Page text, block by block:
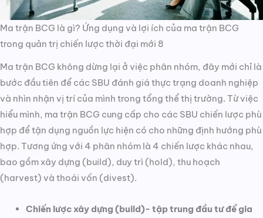
Ma trận BCG là gì? Ứng dụng và lợi ích của ma trận BCG
trong quản trị chiến lược thời đại mới 8
Ma trận BCG không dừng lại ở việc phân nhóm, đây mới chỉ là
bước đầu tiên để các SBU đánh giá thực trạng doanh nghiệp
và nhìn nhận vị trí của mình trong tổng thể thị trường. Từ việc
hiểu mình, ma trận BCG cung cấp cho các SBU chiến lược phù
hợp để tận dụng nguồn lực hiện có cho những định hướng phù
hợp. Tương ứng với 4 phân nhóm là 4 chiến lược khác nhau,
bao gồm xây dựng (build), duy trì (hold), thu hoạch
(harvest) và thoái vốn (divest).
Chiến lược xây dựng (build)- tập trung đầu tư để gia